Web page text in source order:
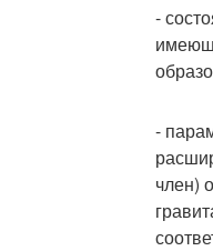
-
-
член)